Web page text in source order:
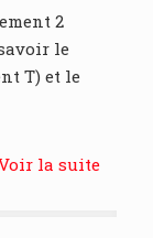
2
le
T) et le
la suite